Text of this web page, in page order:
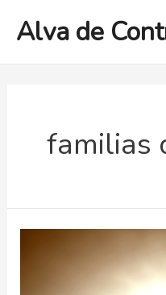
Alva de
familias